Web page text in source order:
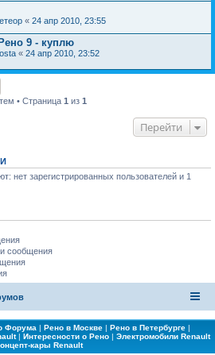
« 24 апр 2010, 23:55
9 - куплю
« 24 апр 2010, 23:52
• Страница 1 из 1
Перейти
нет зарегистрированных пользователей и 1
сообщения
Форума | Рено в Москве | Рено в Петербурге |
| Интересности о Рено| Электромобили Renault
кары Renault